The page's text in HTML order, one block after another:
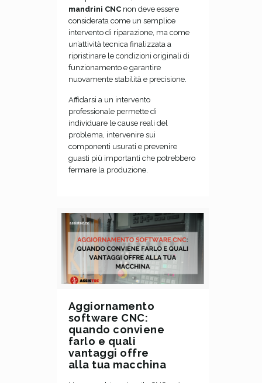
mandrini CNCnon deve essere
considerata come un semplice
intervento di riparazione, ma come
un’attività tecnica finalizzata a
ripristinare le condizioni originali di
funzionamento e garantire
nuovamente stabilità e precisione.
Affidarsi a un intervento
professionale permette di
individuare le cause reali del
problema, intervenire sui
componenti usurati e prevenire
guasti più importanti che potrebbero
fermare la produzione.
Aggiornamento
software CNC:
quando conviene
farlo e quali
vantaggi offre
alla tua macchina